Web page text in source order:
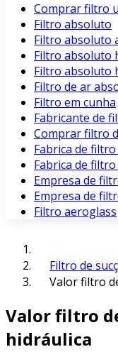
Comprar filtro
Filtro absoluto
Filtro absoluto
Filtro absoluto
Filtro absoluto
Filtro de ar
Filtro em cunha
Fabricante de
Comprar filtro
Fabrica de
Fabrica de
Empresa de
Empresa de
Filtro aeroglass
Filtro de
Valor filtro
Valor filtro
hidráulica